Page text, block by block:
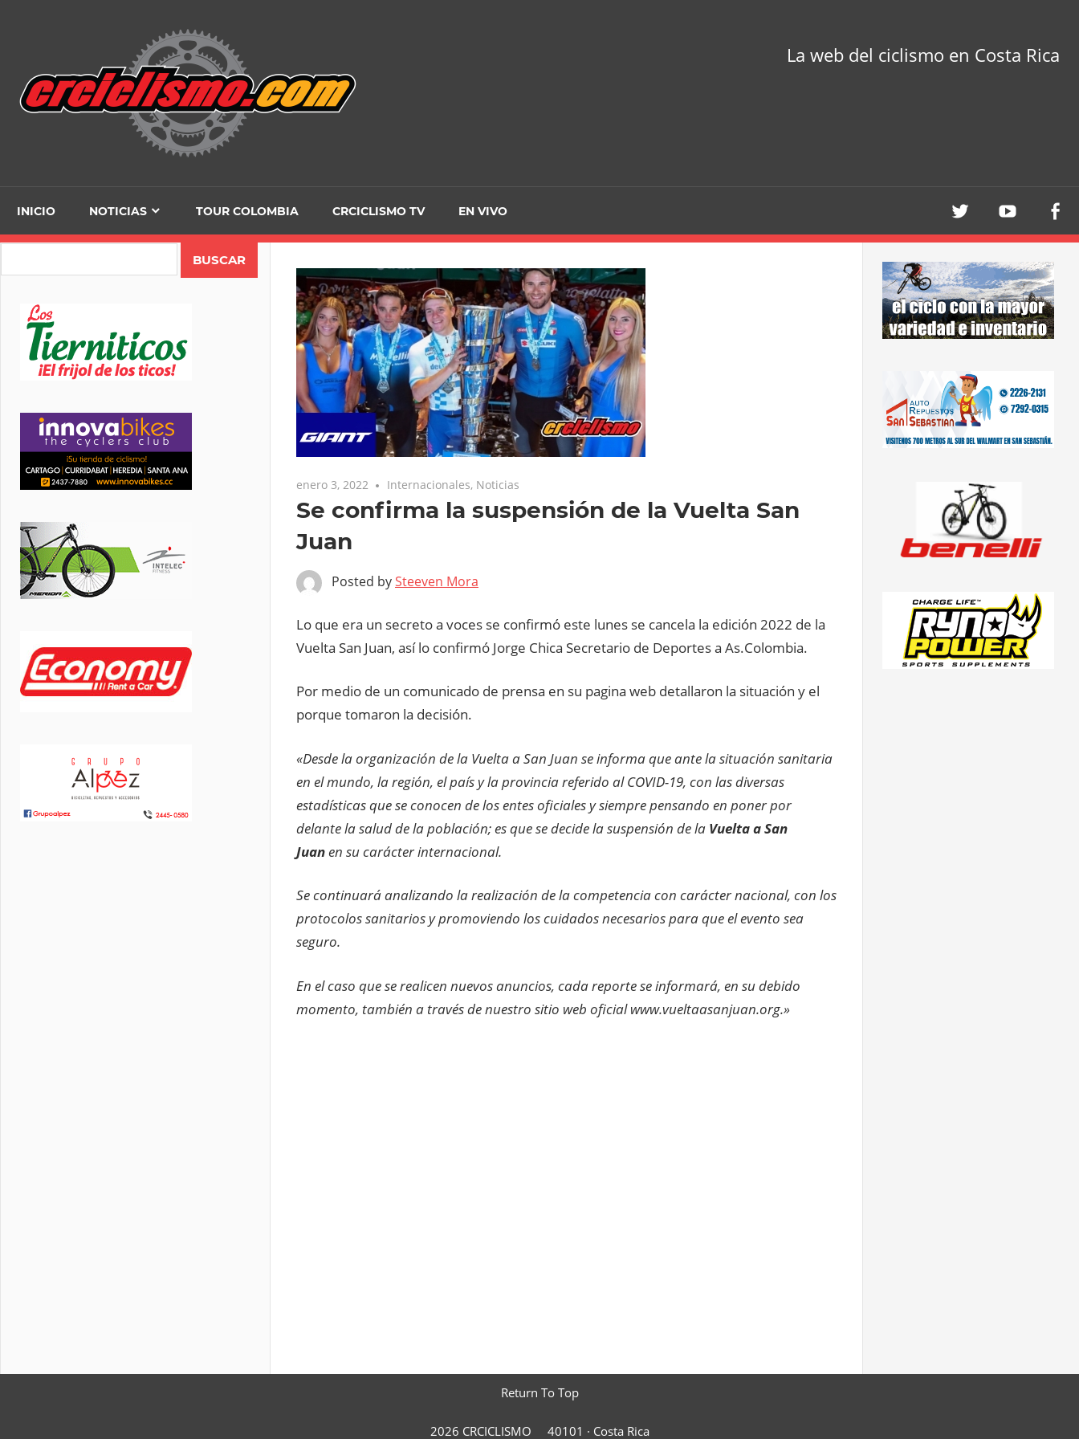
La web del ciclismo en Costa Rica
INICIO NOTICIAS TOUR COLOMBIA CRCICLISMO TV EN VIVO
enero 3, 2022 Internacionales, Noticias
Se confirma la suspensión de la Vuelta San
Juan
Posted bySteeven Mora
Lo que era un secreto a voces se confirmó este lunes se cancela la edición 2022 de la
Vuelta San Juan, así lo confirmó Jorge Chica Secretario de Deportes a As.Colombia.
Por medio de un comunicado de prensa en su pagina web detallaron la situación y el
porque tomaron la decisión.
«Desde la organización de la Vuelta a San Juan se informa que ante la situación sanitaria
en el mundo, la región, el país y la provincia referido al COVID-19, con las diversas
estadísticas que se conocen de los entes oficiales y siempre pensando en poner por
delante la salud de la población; es que se decide la suspensión de la Vuelta a San
Juanen su carácter internacional.
Se continuará analizando la realización de la competencia con carácter nacional, con los
protocolos sanitarios y promoviendo los cuidados necesarios para que el evento sea
seguro.
En el caso que se realicen nuevos anuncios, cada reporte se informará, en su debido
momento, también a través de nuestro sitio web oficial www.vueltaasanjuan.org.»
Return To Top
2026 CRCICLISMO 40101 · Costa Rica